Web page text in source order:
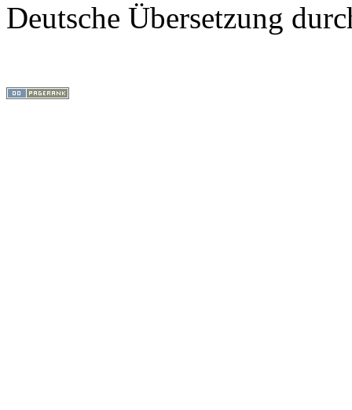
Deutsche Übersetzung